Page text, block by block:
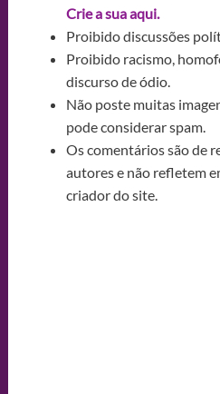
Crie a sua aqui.
Proibido discussões
Proibido racismo,
discurso de ódio.
Não poste muitas
pode considerar spam.
Os comentários são de
autores e não refletem
criador do site.